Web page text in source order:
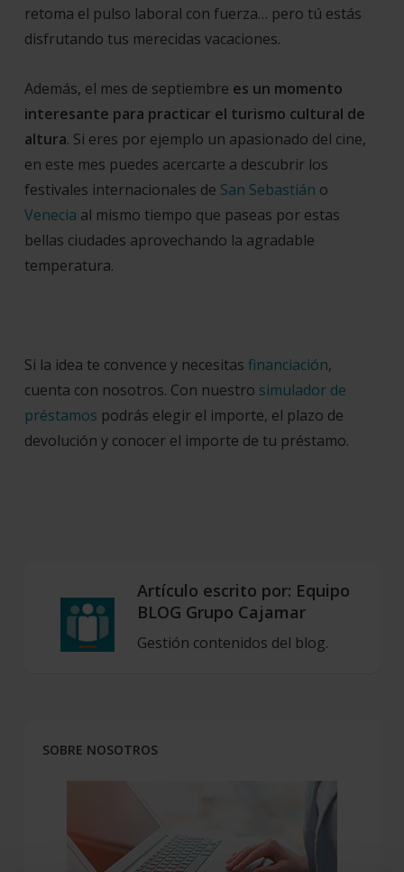
retoma el pulso laboral con fuerza… pero tú estás
disfrutando tus merecidas vacaciones.
Además, el mes de septiembre es un momento
interesante para practicar el turismo cultural de
altura. Si eres por ejemplo un apasionado del cine,
en este mes puedes acercarte a descubrir los
festivales internacionales de San Sebastián o
Venecia al mismo tiempo que paseas por estas
bellas ciudades aprovechando la agradable
temperatura.
Si la idea te convence y necesitas financiación,
cuenta con nosotros. Con nuestro simulador de
préstamos podrás elegir el importe, el plazo de
devolución y conocer el importe de tu préstamo.
Artículo escrito por: Equipo
BLOG Grupo Cajamar
Gestión contenidos del blog.
SOBRE NOSOTROS